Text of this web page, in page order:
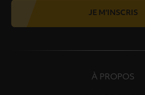
JE M'INSCRIS
À PROPOS